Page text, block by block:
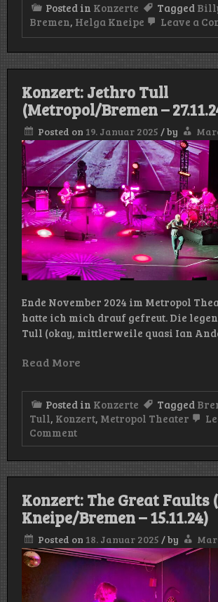
Posted in Konzerte Tagged
Bremen, Helga Kneipe Leave a
Konzert: Jethro Tull
(Metropol/Bremen –
Posted on 19. Januar 2025 /by
Ende November 2024 im Metropol
hatte ich mich drauf gefreut. Die
Tull (okay, mittlerweile quasi Ian
Read More
Posted in Konzerte Tagged
Tull, Konzert, Metropol Theater
Commenton
Konzert:
(Metropol/Bremen
27.11.24)
Konzert: The Great Faults
Kneipe/Bremen – 15.11.24)
Posted on 18. Januar 2025 /by